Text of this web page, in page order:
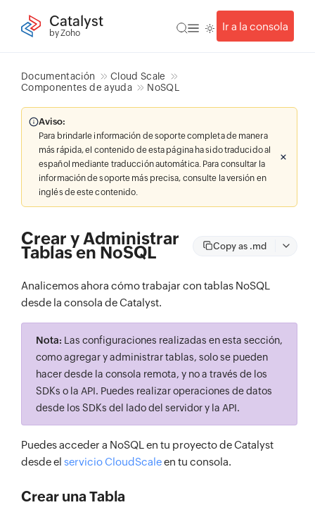
Catalyst
by Zoho
Ir a la consola
Documentación
Cloud Scale
Componentes de ayuda
NoSQL
Aviso:
Para brindarle información de soporte completa de manera
más rápida, el contenido de esta página ha sido traducido al
español mediante traducción automática. Para consultar la
información de soporte más precisa, consulte la versión en
inglés de este contenido.
Crear y Administrar
Tablas en NoSQL Copy as .md
Analicemos ahora cómo trabajar con tablas NoSQL
desde la consola de Catalyst.
Nota: Las configuraciones realizadas en esta sección,
como agregar y administrar tablas, solo se pueden
hacer desde la consola remota, y no a través de los
SDKs o la API. Puedes realizar operaciones de datos
desde los SDKs del lado del servidor y la API.
Puedes acceder a NoSQL en tu proyecto de Catalyst
desde el servicio CloudScaleen tu consola.
Crear una Tabla